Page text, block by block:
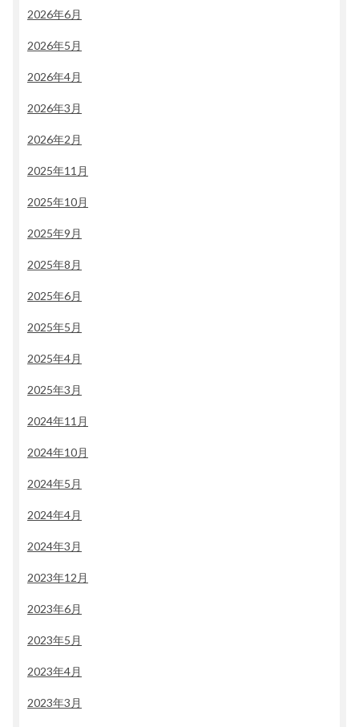
2026年6月
2026年5月
2026年4月
2026年3月
2026年2月
2025年11月
2025年10月
2025年9月
2025年8月
2025年6月
2025年5月
2025年4月
2025年3月
2024年11月
2024年10月
2024年5月
2024年4月
2024年3月
2023年12月
2023年6月
2023年5月
2023年4月
2023年3月